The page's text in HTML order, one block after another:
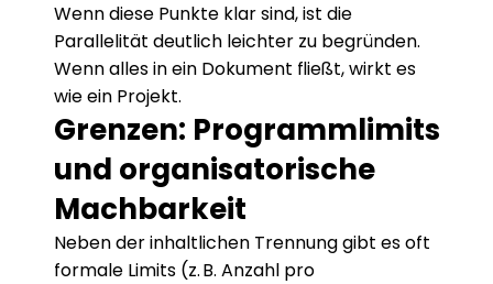
Wenn diese Punkte klar sind, ist die
Parallelität deutlich leichter zu begründen.
Wenn alles in ein Dokument fließt, wirkt es
wie ein Projekt.
Grenzen: Programmlimits
und organisatorische
Machbarkeit
Neben der inhaltlichen Trennung gibt es oft
formale Limits (z. B. Anzahl pro